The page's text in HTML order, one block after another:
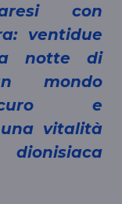
con
ventidue
notte di
mondo
e
vitalità